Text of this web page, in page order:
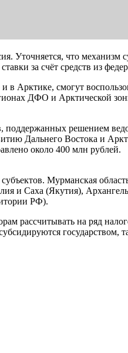
Уточняется, что
за счёт средств из
Арктике, смогут
ДФО и Арктической
решением
Дальнего Востока и
около 400 млн рублей.
субъектов. Мурманская
и Саха (Якутия),
РФ).
рассчитывать на ряд